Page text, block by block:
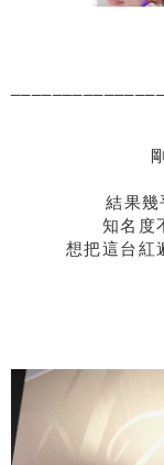
結果幾
知名度
想把這台紅